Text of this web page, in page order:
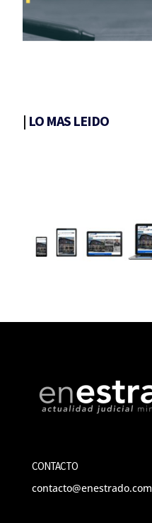
| LO MAS LEIDO
CONTACTO
contacto@enestrado.com